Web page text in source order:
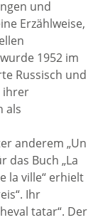
und
Erzählweise,
1952 im
Russisch und
ihrer
als
anderem „Un
das Buch „La
la ville“ erhielt
Ihr
tatar“. Der